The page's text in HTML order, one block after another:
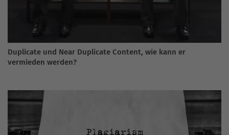
Duplicate und Near Duplicate Content, wie kann er
vermieden werden?